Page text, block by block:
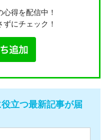
得を配信中！
にチェック！
立つ最新記事が届